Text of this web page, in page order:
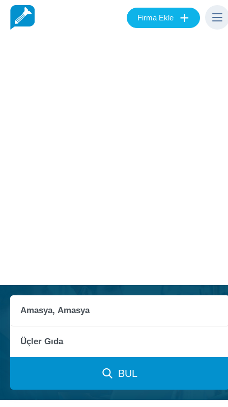
Firma Ekle +
BUL